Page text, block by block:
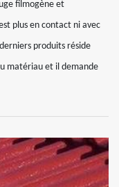
filmogène et
plus en contact ni avec
produits réside
matériau et il demande